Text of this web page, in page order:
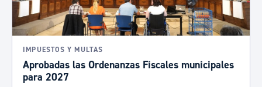
IMPUESTOS Y MULTAS
Aprobadas las Ordenanzas Fiscales municipales
para 2027